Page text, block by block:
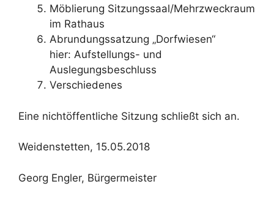
Möblierung Sitzungssaal/Mehrzweckraum
im Rathaus
Abrundungssatzung „Dorfwiesen“
hier: Aufstellungs- und
Auslegungsbeschluss
Verschiedenes
Eine nichtöffentliche Sitzung schließt sich an.
Weidenstetten, 15.05.2018
Georg Engler, Bürgermeister